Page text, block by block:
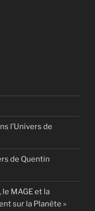
l’Univers de
de Quentin
le MAGE et la
sur la Planète »